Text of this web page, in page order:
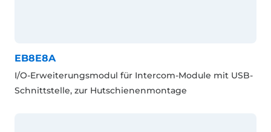
EB8E8A
I/O-Erweiterungsmodul für Intercom-Module mit USB-
Schnittstelle, zur Hutschienenmontage